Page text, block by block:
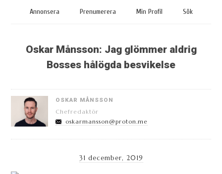
Annonsera Prenumerera Min Profil Sök
Oskar Månsson: Jag glömmer aldrig
Bosses hålögda besvikelse
OSKAR MÅNSSON
Chefredaktör
oskarmansson@proton.me
31 december, 2019